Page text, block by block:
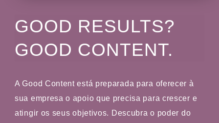
GOOD RESULTS?
GOOD CONTENT.
A Good Content está preparada para oferecer à
sua empresa o apoio que precisa para crescer e
atingir os seus objetivos. Descubra o poder do